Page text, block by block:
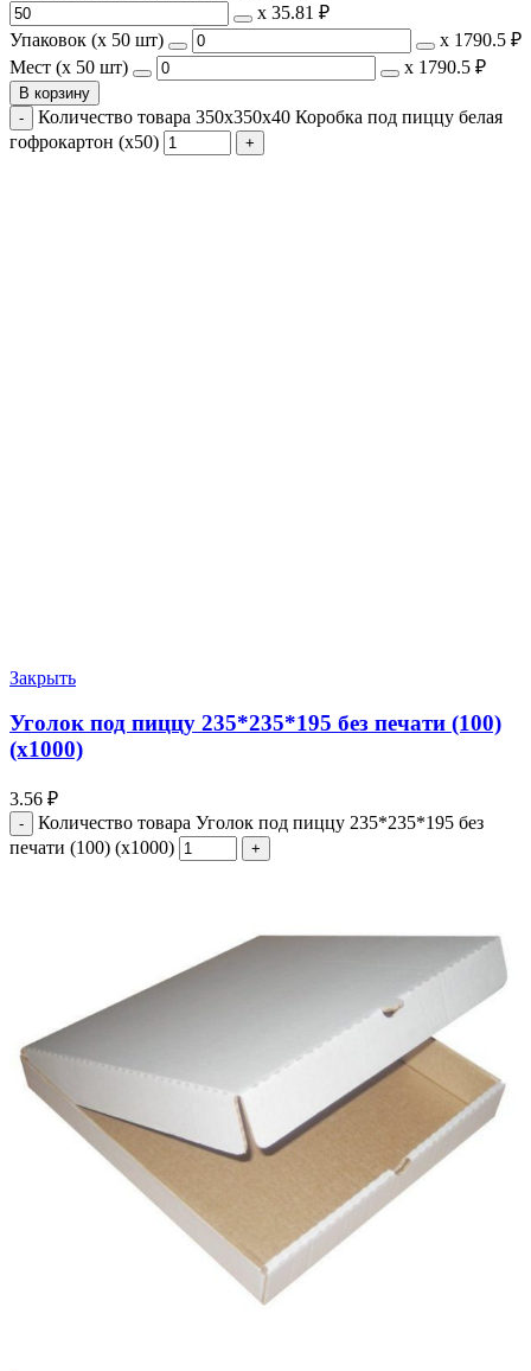
х 35.81 ₽
Упаковок (x 50 шт)
х 1790.5 ₽
Мест (x 50 шт)
х 1790.5 ₽
В корзину
Количество товара 350х350х40 Коробка под пиццу белая
гофрокартон (х50)
Закрыть
Уголок под пиццу 235*235*195 без печати (100)
(х1000)
3.56 ₽
Количество товара Уголок под пиццу 235*235*195 без
печати (100) (х1000)